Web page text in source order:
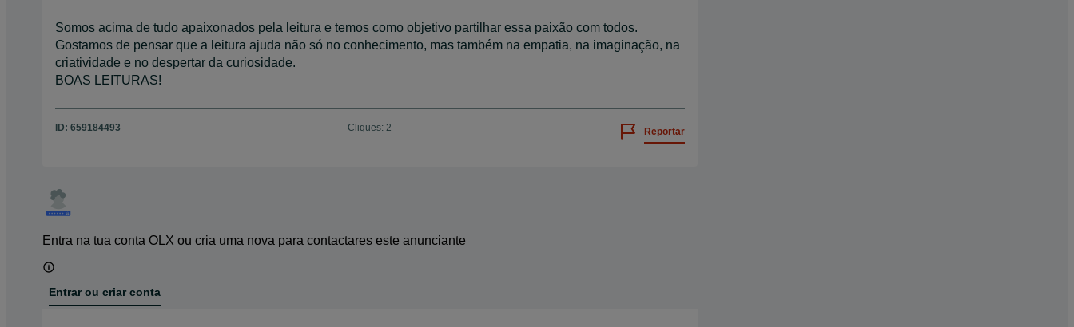
Somos acima de tudo apaixonados pela leitura e temos como objetivo partilhar essa paixão com todos.
Gostamos de pensar que a leitura ajuda não só no conhecimento, mas também na empatia, na imaginação, na
criatividade e no despertar da curiosidade.
BOAS LEITURAS!
ID: 659184493 Cliques: 2 Reportar
Entra na tua conta OLX ou cria uma nova para contactares este anunciante
Entrar ou criar conta